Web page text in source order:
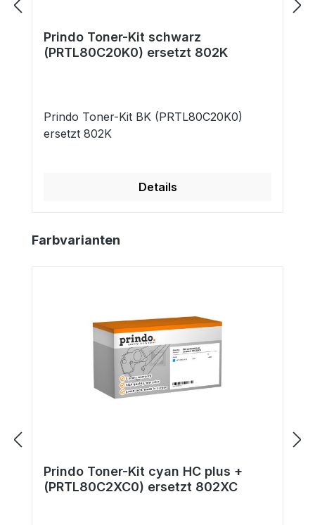
Prindo Toner-Kit schwarz
(PRTL80C20K0) ersetzt 802K
Prindo Toner-Kit BK (PRTL80C20K0)
ersetzt 802K
Details
Produktgalerie überspringen
Farbvarianten
Prindo Toner-Kit cyan HC plus +
(PRTL80C2XC0) ersetzt 802XC